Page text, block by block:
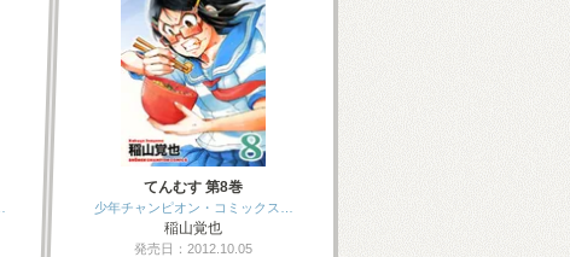
てんむす 第8巻
少年チャンピオン・コミックス…
稲山覚也
発売日：2012.10.05